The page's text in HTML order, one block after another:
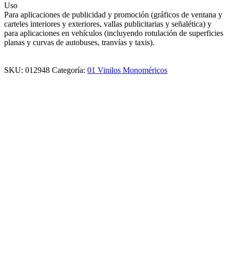
Uso
Para aplicaciones de publicidad y promoción (gráficos de ventana y
carteles interiores y exteriores, vallas publicitarias y señalética) y
para aplicaciones en vehículos (incluyendo rotulación de superficies
planas y curvas de autobuses, tranvías y taxis).
SKU: 012948 Categoría: 01 Vinilos Monoméricos